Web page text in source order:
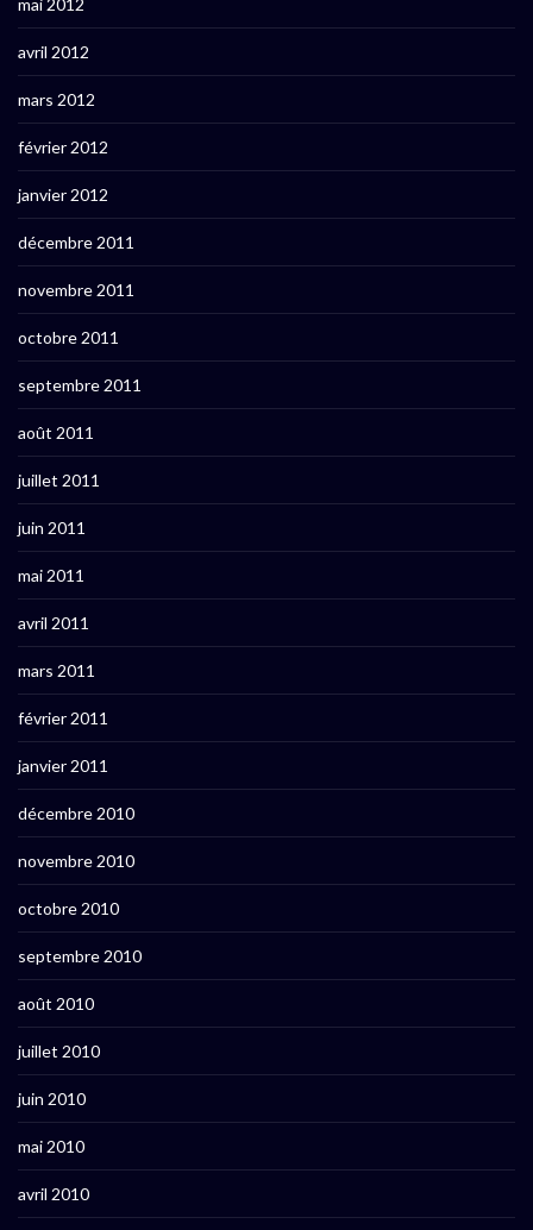
mai 2012
avril 2012
mars 2012
février 2012
janvier 2012
décembre 2011
novembre 2011
octobre 2011
septembre 2011
août 2011
juillet 2011
juin 2011
mai 2011
avril 2011
mars 2011
février 2011
janvier 2011
décembre 2010
novembre 2010
octobre 2010
septembre 2010
août 2010
juillet 2010
juin 2010
mai 2010
avril 2010